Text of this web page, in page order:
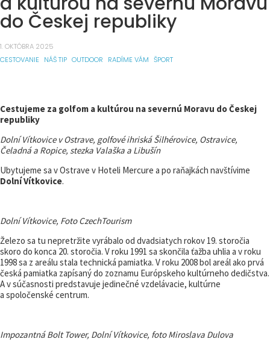
do Českej republiky
1. OKTÓBRA 2025
CESTOVANIE NÁŠ TIP OUTDOOR RADÍME VÁM ŠPORT
Cestujeme za golfom a kultúrou na severnú Moravu do Českej
republiky
Dolní Vítkovice v Ostrave, golfové ihriská Šilhérovice, Ostravice,
Čeladná a Ropice, stezka Valaška a Libušín
Ubytujeme sa v Ostrave v Hoteli Mercure a po raňajkách navštívime
Dolní Vítkovice.
Dolní Vítkovice, Foto CzechTourism
Železo sa tu nepretržite vyrábalo od dvadsiatych rokov 19. storočia
skoro do konca 20. storočia. V roku 1991 sa skončila ťažba uhlia a v roku
1998 sa z areálu stala technická pamiatka. V roku 2008 bol areál ako prvá
česká pamiatka zapísaný do zoznamu Európskeho kultúrneho dedičstva.
A v súčasnosti predstavuje jedinečné vzdelávacie, kultúrne
a spoločenské centrum.
Impozantná Bolt Tower, Dolní Vítkovice, foto Miroslava Dulova